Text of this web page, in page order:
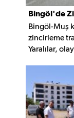
Bingöl'de
Yaralandı
Bingöl-Muş
zincirleme
Yaralılar,